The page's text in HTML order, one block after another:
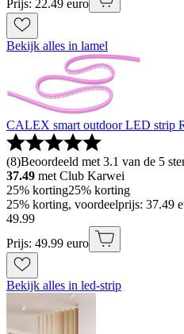
Prijs: 22.49 euro
Bekijk alles in lamel
CALEX smart outdoor LED strip
(8)Beoordeeld met 3.1 van de 5
37.49 met Club Karwei
25% korting25% korting
25% korting, voordeelprijs: 37.49
49.99
Prijs: 49.99 euro
Bekijk alles in led-strip